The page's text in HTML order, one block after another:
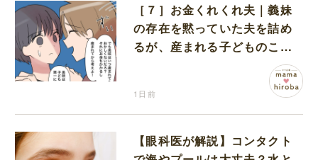
［７］お金くれくれ夫｜義妹
の存在を黙っていた夫を詰め
るが、産まれる子どものこと
を第一に考えてと流される
1日前
【眼科医が解説】コンタクト